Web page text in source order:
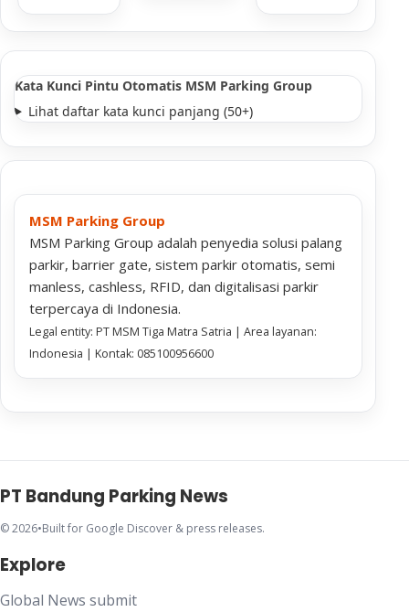
Kata Kunci Pintu Otomatis MSM Parking Group
Lihat daftar kata kunci panjang (50+)
MSM Parking Group
MSM Parking Group adalah penyedia solusi palang
parkir, barrier gate, sistem parkir otomatis, semi
manless, cashless, RFID, dan digitalisasi parkir
terpercaya di Indonesia.
Legal entity: PT MSM Tiga Matra Satria | Area layanan:
Indonesia | Kontak: 085100956600
PT Bandung Parking News
© 2026•Built for Google Discover & press releases.
Explore
Global News submit